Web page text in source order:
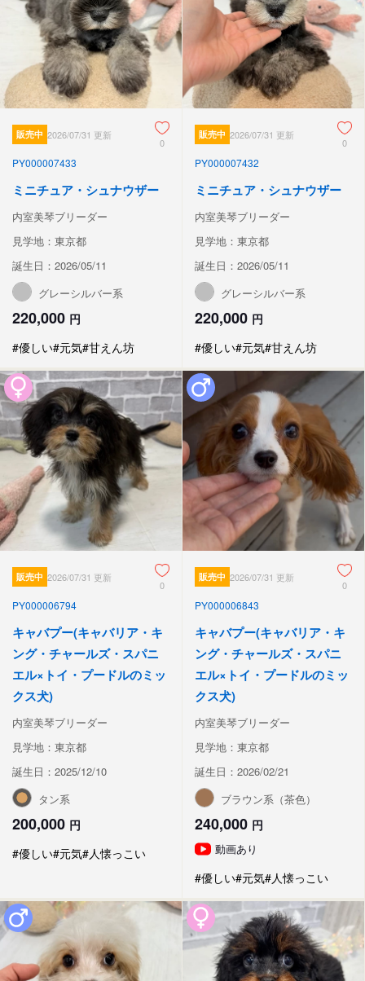
販売中 2026/07/31 更新
0
PY000007433
ミニチュア・シュナウザー
内室美琴ブリーダー
見学地：東京都
誕生日：2026/05/11
グレーシルバー系
220,000 円
#優しい#元気#甘えん坊
販売中 2026/07/31 更新
0
PY000007432
ミニチュア・シュナウザー
内室美琴ブリーダー
見学地：東京都
誕生日：2026/05/11
グレーシルバー系
220,000 円
#優しい#元気#甘えん坊
販売中 2026/07/31 更新
0
PY000006794
キャバプー(キャバリア・キ
ング・チャールズ・スパニ
エル×トイ・プードルのミッ
クス犬)
内室美琴ブリーダー
見学地：東京都
誕生日：2025/12/10
タン系
200,000 円
#優しい#元気#人懐っこい
販売中 2026/07/31 更新
0
PY000006843
キャバプー(キャバリア・キ
ング・チャールズ・スパニ
エル×トイ・プードルのミッ
クス犬)
内室美琴ブリーダー
見学地：東京都
誕生日：2026/02/21
ブラウン系（茶色）
240,000 円
動画あり
#優しい#元気#人懐っこい